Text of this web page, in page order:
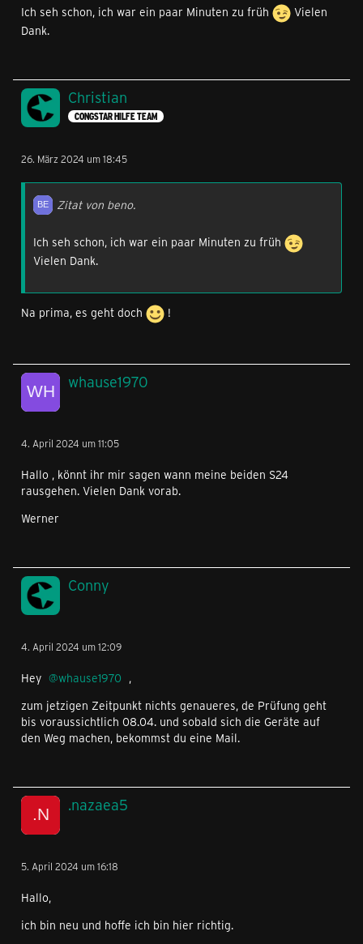
Ich seh schon, ich war ein paar Minuten zu früh
Vielen
Dank.
Christian
CONGSTAR HILFE TEAM
26. März 2024 um 18:45
Zitat von beno.
Ich seh schon, ich war ein paar Minuten zu früh
Vielen Dank.
Na prima, es geht doch !
whause1970
4. April 2024 um 11:05
Hallo , könnt ihr mir sagen wann meine beiden S24
rausgehen. Vielen Dank vorab.
Werner
Conny
4. April 2024 um 12:09
Hey whause1970 ,
zum jetzigen Zeitpunkt nichts genaueres, de Prüfung geht
bis voraussichtlich 08.04. und sobald sich die Geräte auf
den Weg machen, bekommst du eine Mail.
.nazaea5
5. April 2024 um 16:18
Hallo,
ich bin neu und hoffe ich bin hier richtig.